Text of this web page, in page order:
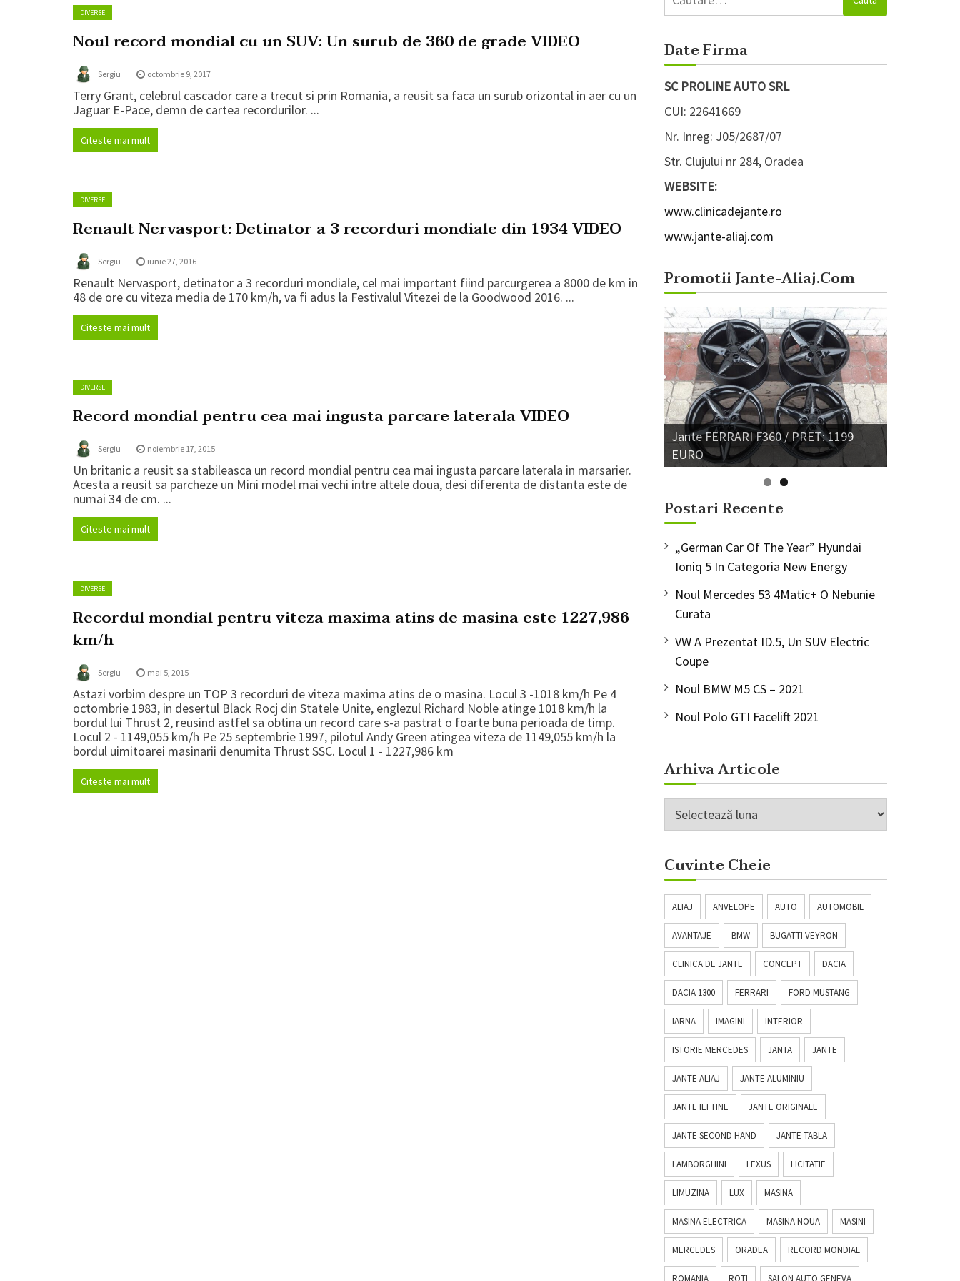
DIVERSE
Noul record mondial cu un SUV: Un surub de 360 de grade VIDEO
Sergiu octombrie 9, 2017
Terry Grant, celebrul cascador care a trecut si prin Romania, a reusit sa faca un surub orizontal in aer cu un
Jaguar E-Pace, demn de cartea recordurilor. ...
Citeste mai mult
DIVERSE
Renault Nervasport: Detinator a 3 recorduri mondiale din 1934 VIDEO
Sergiu iunie 27, 2016
Renault Nervasport, detinator a 3 recorduri mondiale, cel mai important fiind parcurgerea a 8000 de km in
48 de ore cu viteza media de 170 km/h, va fi adus la Festivalul Vitezei de la Goodwood 2016. ...
Citeste mai mult
DIVERSE
Record mondial pentru cea mai ingusta parcare laterala VIDEO
Sergiu noiembrie 17, 2015
Un britanic a reusit sa stabileasca un record mondial pentru cea mai ingusta parcare laterala in marsarier.
Acesta a reusit sa parcheze un Mini model mai vechi intre altele doua, desi diferenta de distanta este de
numai 34 de cm. ...
Citeste mai mult
DIVERSE
Recordul mondial pentru viteza maxima atins de masina este 1227,986
km/h
Sergiu mai 5, 2015
Astazi vorbim despre un TOP 3 recorduri de viteza maxima atins de o masina. Locul 3 -1018 km/h Pe 4
octombrie 1983, in desertul Black Rocj din Statele Unite, englezul Richard Noble atinge 1018 km/h la
bordul lui Thrust 2, reusind astfel sa obtina un record care s-a pastrat o foarte buna perioada de timp.
Locul 2 - 1149,055 km/h Pe 25 septembrie 1997, pilotul Andy Green atingea viteza de 1149,055 km/h la
bordul uimitoarei masinarii denumita Thrust SSC. Locul 1 - 1227,986 km
Citeste mai mult
după:
Date Firma
SC PROLINE AUTO SRL
CUI: 22641669
Nr. Inreg: J05/2687/07
Str. Clujului nr 284, Oradea
WEBSITE:
www.clinicadejante.ro
www.jante-aliaj.com
Promotii Jante-Aliaj.com
Jante FERRARI F360 / PRET: 1199
EURO
Postari Recente
„German Car Of The Year” Hyundai
Ioniq 5 In Categoria New Energy
Noul Mercedes 53 4Matic+ O Nebunie
Curata
VW A Prezentat ID.5, Un SUV Electric
Coupe
Noul BMW M5 CS – 2021
Noul Polo GTI Facelift 2021
Arhiva Articole
Arhiva
Articole
Cuvinte Cheie
ALIAJ ANVELOPE AUTO AUTOMOBIL
AVANTAJE BMW BUGATTI VEYRON
CLINICA DE JANTE CONCEPT DACIA
DACIA 1300 FERRARI FORD MUSTANG
IARNA IMAGINI INTERIOR
ISTORIE MERCEDES JANTA JANTE
JANTE ALIAJ JANTE ALUMINIU
JANTE IEFTINE JANTE ORIGINALE
JANTE SECOND HAND JANTE TABLA
LAMBORGHINI LEXUS LICITATIE
LIMUZINA LUX MASINA
MASINA ELECTRICA MASINA NOUA MASINI
MERCEDES ORADEA RECORD MONDIAL
ROMANIA ROTI SALON AUTO GENEVA